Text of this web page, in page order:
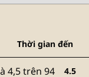
Thời gian đến
4.5